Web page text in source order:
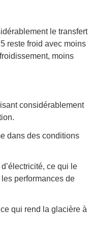
le transfert
reste froid avec moins
moins
considérablement
dans des conditions
ce qui le
performances de
qui rend la glacière à